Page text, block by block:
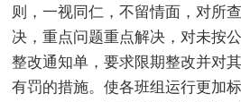
则，一视同仁，不留情面，对所
决，重点问题重点解决，对未按
整改通知单，要求限期整改并对
有罚的措施。使各班组运行更加